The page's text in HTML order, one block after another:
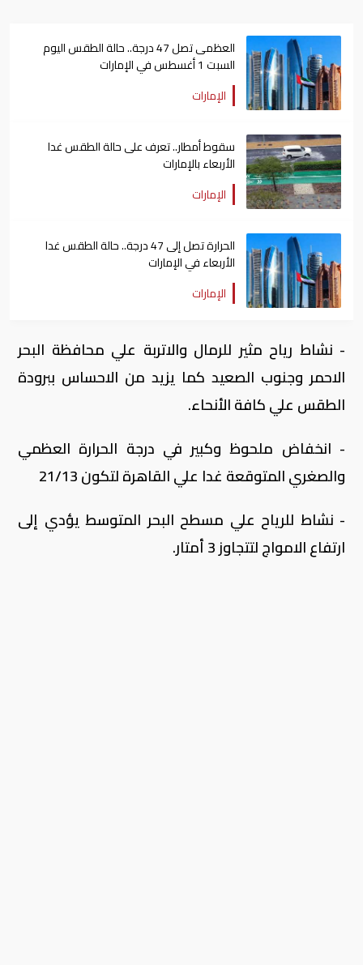
العظمى تصل 47 درجة.. حالة الطقس اليوم
السبت 1 أغسطس في الإمارات
الإمارات
سقوط أمطار.. تعرف على حالة الطقس غدا
الأربعاء بالإمارات
الإمارات
الحرارة تصل إلى 47 درجة.. حالة الطقس غدا
الأربعاء في الإمارات
الإمارات
- نشاط رياح مثير للرمال والاتربة علي محافظة البحر
الاحمر وجنوب الصعيد كما يزيد من الاحساس ببرودة
الطقس علي كافة الأنحاء.
- انخفاض ملحوظ وكبير في درجة الحرارة العظمي
والصغري المتوقعة غدا علي القاهرة لتكون 21/13
- نشاط للرياح علي مسطح البحر المتوسط يؤدي إلى
ارتفاع الامواج لتتجاوز 3 أمتار.